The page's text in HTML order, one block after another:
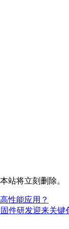
站将立刻删除。
性能应用？
件研发迎来关键